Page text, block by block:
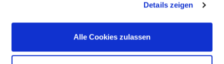
Details zeigen
Alle Cookies zulassen
Physiotherapie / Krankengymnastik als
Einzel- und/oder Gruppentherapie